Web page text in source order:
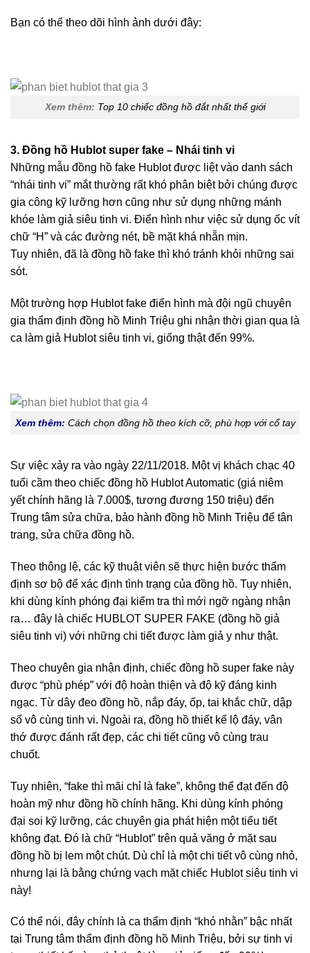
Bạn có thể theo dõi hình ảnh dưới đây:
Xem thêm: Top 10 chiếc đồng hồ đắt nhất thế giới
3. Đồng hồ Hublot super fake – Nhái tinh vi
Những mẫu đồng hồ fake Hublot được liệt vào danh sách
“nhái tinh vi” mắt thường rất khó phân biệt bởi chúng được
gia công kỹ lưỡng hơn cũng như sử dụng những mánh
khóe làm giả siêu tinh vi. Điển hình như việc sử dụng ốc vít
chữ “H” và các đường nét, bề mặt khá nhẵn mịn.
Tuy nhiên, đã là đồng hồ fake thì khó tránh khỏi những sai
sót.
Một trường hợp Hublot fake điển hình mà đội ngũ chuyên
gia thẩm định đồng hồ Minh Triệu ghi nhận thời gian qua là
ca làm giả Hublot siêu tinh vi, giống thật đến 99%.
Xem thêm: Cách chọn đồng hồ theo kích cỡ, phù hợp với cổ tay
Sự việc xảy ra vào ngày 22/11/2018. Một vị khách chạc 40
tuổi cầm theo chiếc đồng hồ Hublot Automatic (giá niêm
yết chính hãng là 7.000$, tương đương 150 triệu) đến
Trung tâm sửa chữa, bảo hành đồng hồ Minh Triệu để tân
trang, sửa chữa đồng hồ.
Theo thông lệ, các kỹ thuật viên sẽ thực hiện bước thẩm
định sơ bộ để xác định tình trạng của đồng hồ. Tuy nhiên,
khi dùng kính phóng đại kiểm tra thì mới ngỡ ngàng nhận
ra… đây là chiếc HUBLOT SUPER FAKE (đồng hồ giả
siêu tinh vi) với những chi tiết được làm giả y như thật.
Theo chuyên gia nhận định, chiếc đồng hồ super fake này
được “phù phép” với độ hoàn thiện và độ kỹ đáng kinh
ngạc. Từ dây đeo đồng hồ, nắp đáy, ốp, tai khắc chữ, dập
số vô cùng tinh vi. Ngoài ra, đồng hồ thiết kế lộ đáy, vân
thớ được đánh rất đẹp, các chi tiết cũng vô cùng trau
chuốt.
Tuy nhiên, “fake thì mãi chỉ là fake”, không thể đạt đến độ
hoàn mỹ như đồng hồ chính hãng. Khi dùng kính phóng
đại soi kỹ lưỡng, các chuyên gia phát hiện một tiểu tiết
không đạt. Đó là chữ “Hublot” trên quả văng ở mặt sau
đồng hồ bị lem một chút. Dù chỉ là một chi tiết vô cùng nhỏ,
nhưng lại là bằng chứng vạch mặt chiếc Hublot siêu tinh vi
này!
Có thể nói, đây chính là ca thẩm định “khó nhằn” bậc nhất
tại Trung tâm thẩm định đồng hồ Minh Triệu, bởi sự tinh vi